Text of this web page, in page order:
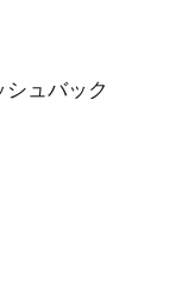
ュバック